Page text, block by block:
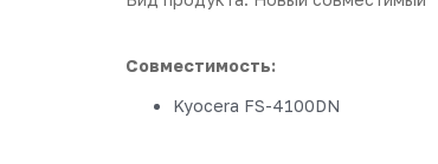
Совместимость:
Kyocera FS-4100DN